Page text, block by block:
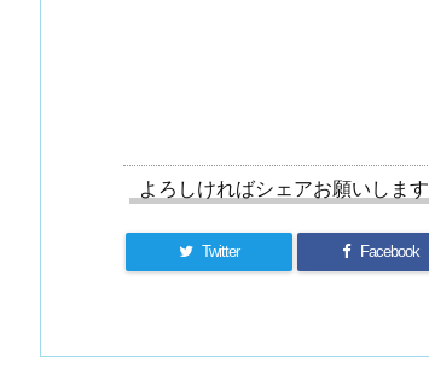
よろしければシェアお願いします
Twitter Facebook